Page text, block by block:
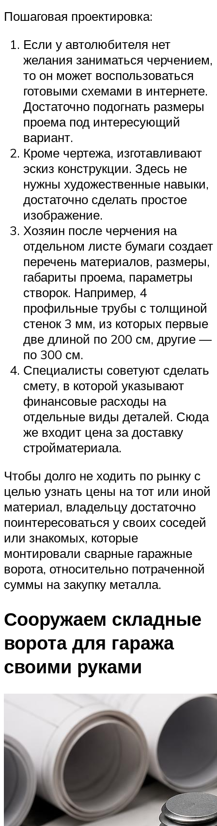
Пошаговая проектировка:
Если у автолюбителя нет
желания заниматься черчением,
то он может воспользоваться
готовыми схемами в интернете.
Достаточно подогнать размеры
проема под интересующий
вариант.
Кроме чертежа, изготавливают
эскиз конструкции. Здесь не
нужны художественные навыки,
достаточно сделать простое
изображение.
Хозяин после черчения на
отдельном листе бумаги создает
перечень материалов, размеры,
габариты проема, параметры
створок. Например, 4
профильные трубы с толщиной
стенок 3 мм, из которых первые
две длиной по 200 см, другие —
по 300 см.
Специалисты советуют сделать
смету, в которой указывают
финансовые расходы на
отдельные виды деталей. Сюда
же входит цена за доставку
стройматериала.
Чтобы долго не ходить по рынку с
целью узнать цены на тот или иной
материал, владельцу достаточно
поинтересоваться у своих соседей
или знакомых, которые
монтировали сварные гаражные
ворота, относительно потраченной
суммы на закупку металла.
Сооружаем складные
ворота для гаража
своими руками